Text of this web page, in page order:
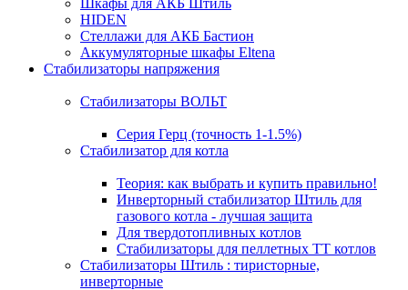
Шкафы для АКБ Штиль
HIDEN
Стеллажи для АКБ Бастион
Аккумуляторные шкафы Eltena
Стабилизаторы напряжения
Стабилизаторы ВОЛЬТ
Серия Герц (точность 1-1.5%)
Стабилизатор для котла
Теория: как выбрать и купить правильно!
Инверторный стабилизатор Штиль для
газового котла - лучшая защита
Для твердотопливных котлов
Стабилизаторы для пеллетных ТТ котлов
Стабилизаторы Штиль : тиристорные,
инверторные